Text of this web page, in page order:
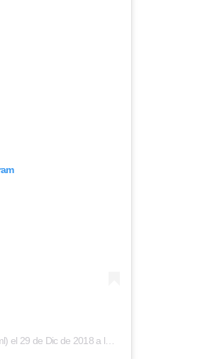
el 29 de Dic de 2018 a las 4:14 PST